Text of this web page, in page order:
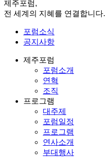
제주포럼,
전 세계의 지혜를 연결합니다.
포럼소식
공지사항
제주포럼
포럼소개
연혁
조직
프로그램
대주제
포럼일정
프로그램
연사소개
부대행사